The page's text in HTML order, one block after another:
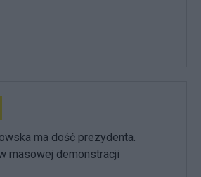
ma dość prezydenta.
masowej demonstracji